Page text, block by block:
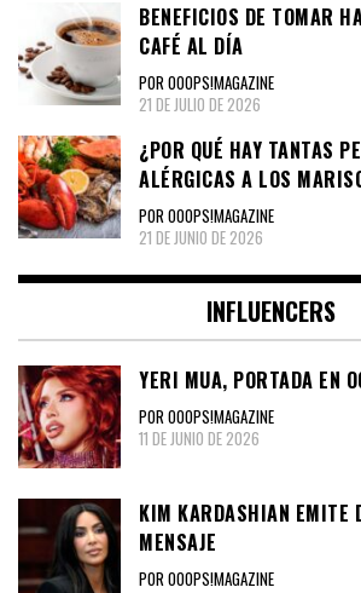
BENEFICIOS DE TOMAR
CAFÉ AL DÍA
POR OOOPS!MAGAZINE
21 DE JULIO DE 2026
¿POR QUÉ HAY TANTAS
ALÉRGICAS A LOS
POR OOOPS!MAGAZINE
21 DE JUNIO DE 2026
INFLUENCERS
YERI MUA, PORTADA EN
POR OOOPS!MAGAZINE
11 DE JUNIO DE 2026
KIM KARDASHIAN EMITE
MENSAJE
POR OOOPS!MAGAZINE